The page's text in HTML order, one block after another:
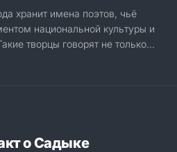
хранит имена поэтов, чьё
национальной культуры и
творцы говорят не только...
о Садыке